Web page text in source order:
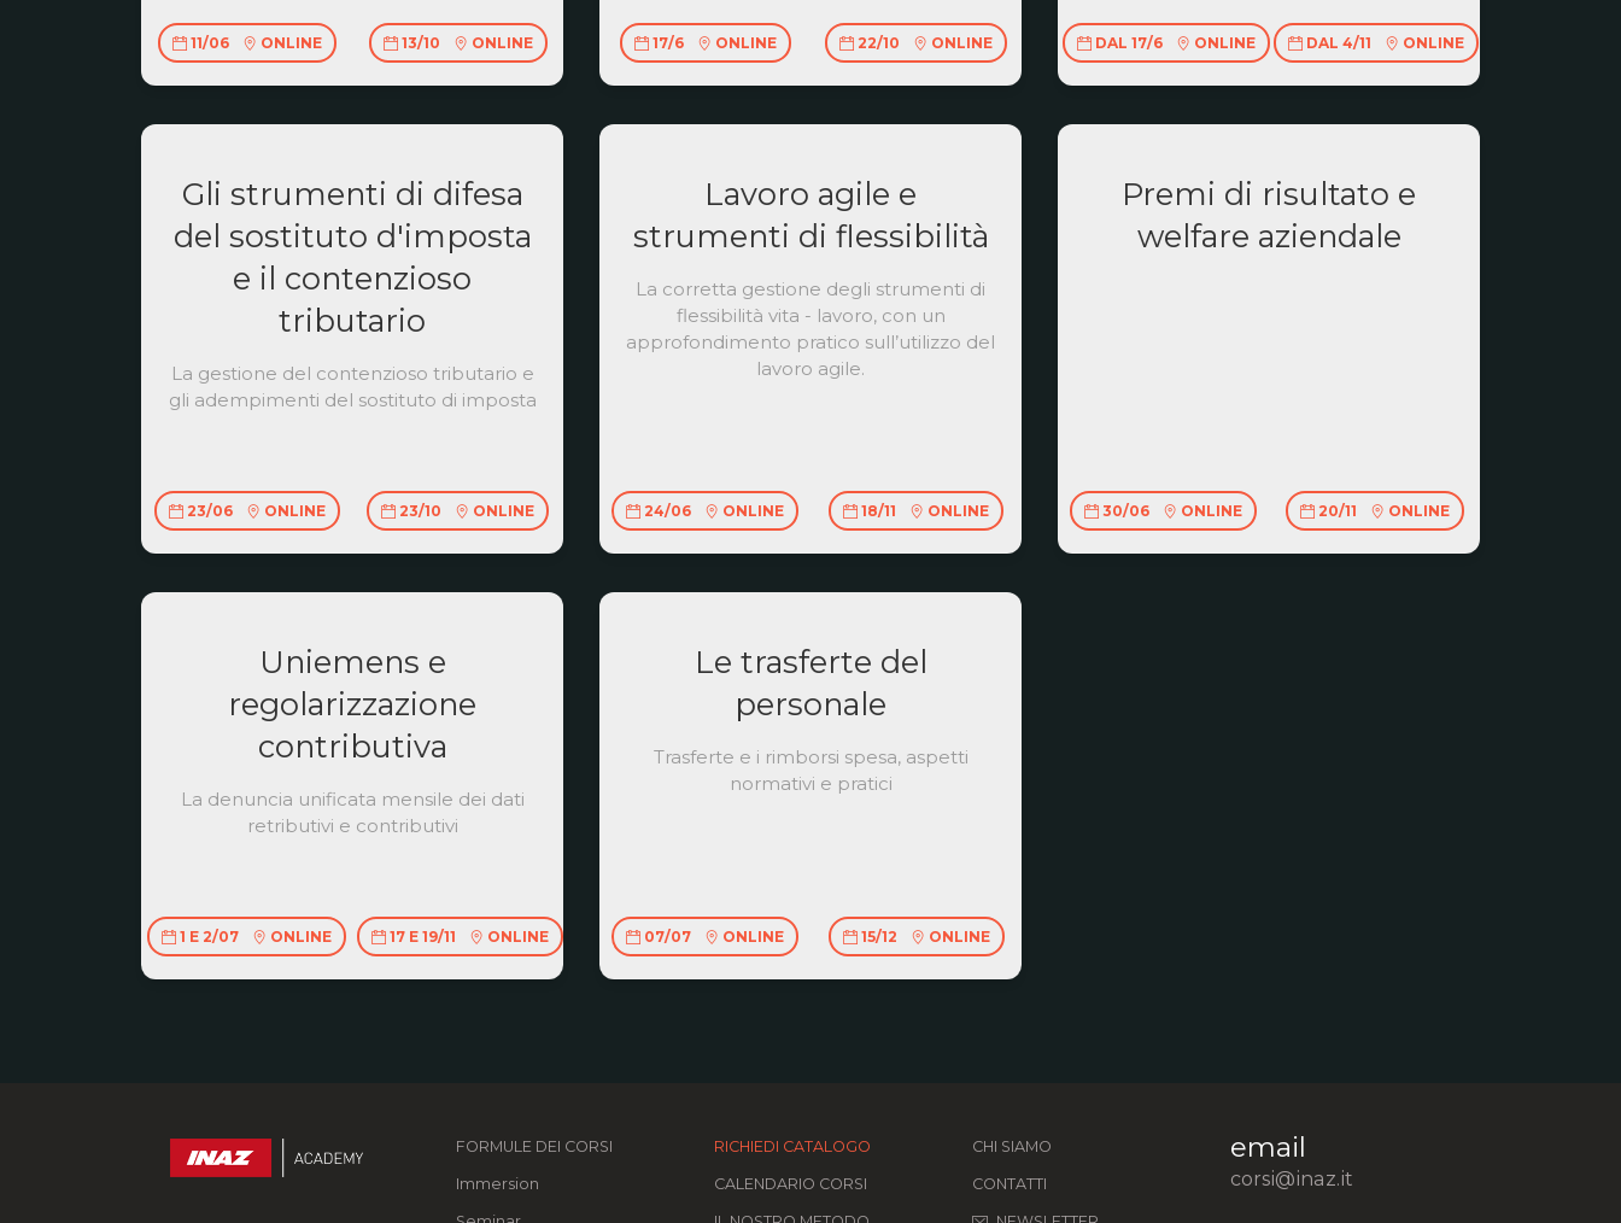
11/06 ONLINE 13/10 ONLINE 17/6 ONLINE 22/10 ONLINE DAL 17/6 ONLINE DAL 4/11 ONLINE
Gli strumenti di difesa
del sostituto d'imposta
e il contenzioso
tributario
La gestione del contenzioso tributario e
gli adempimenti del sostituto di imposta
23/06 ONLINE 23/10 ONLINE
Lavoro agile e
strumenti di flessibilità
La corretta gestione degli strumenti di
flessibilità vita - lavoro, con un
approfondimento pratico sull’utilizzo del
lavoro agile.
24/06 ONLINE 18/11 ONLINE
Premi di risultato e
welfare aziendale
30/06 ONLINE 20/11 ONLINE
Uniemens e
regolarizzazione
contributiva
La denuncia unificata mensile dei dati
retributivi e contributivi
1 E 2/07 ONLINE 17 E 19/11 ONLINE
Le trasferte del
personale
Trasferte e i rimborsi spesa, aspetti
normativi e pratici
07/07 ONLINE 15/12 ONLINE
FORMULE DEI CORSI
Immersion
RICHIEDI CATALOGO
CALENDARIO CORSI
CHI SIAMO
CONTATTI
email
corsi@inaz.it